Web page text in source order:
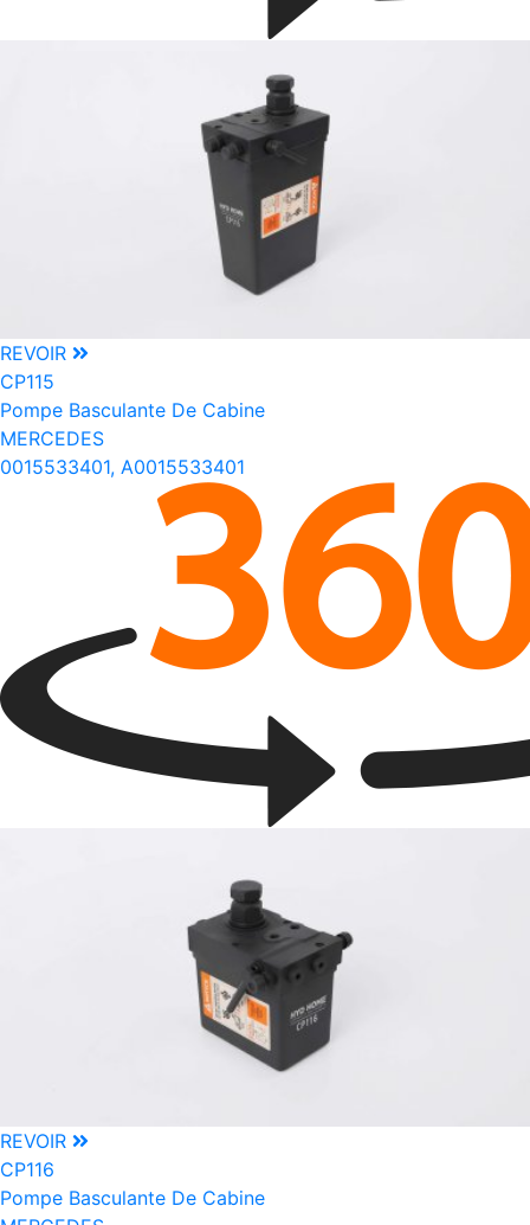
REVOIR
CP115
Pompe Basculante De Cabine
MERCEDES
0015533401, A0015533401
REVOIR
CP116
Pompe Basculante De Cabine